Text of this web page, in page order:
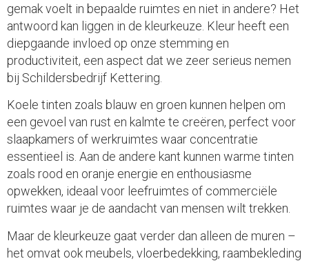
gemak voelt in bepaalde ruimtes en niet in andere? Het
antwoord kan liggen in de kleurkeuze. Kleur heeft een
diepgaande invloed op onze stemming en
productiviteit, een aspect dat we zeer serieus nemen
bij Schildersbedrijf Kettering.
Koele tinten zoals blauw en groen kunnen helpen om
een gevoel van rust en kalmte te creëren, perfect voor
slaapkamers of werkruimtes waar concentratie
essentieel is. Aan de andere kant kunnen warme tinten
zoals rood en oranje energie en enthousiasme
opwekken, ideaal voor leefruimtes of commerciële
ruimtes waar je de aandacht van mensen wilt trekken.
Maar de kleurkeuze gaat verder dan alleen de muren –
het omvat ook meubels, vloerbedekking, raambekleding